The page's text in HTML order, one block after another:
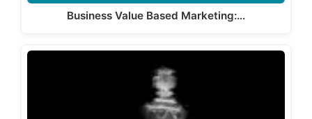
Business Value Based Marketing:…